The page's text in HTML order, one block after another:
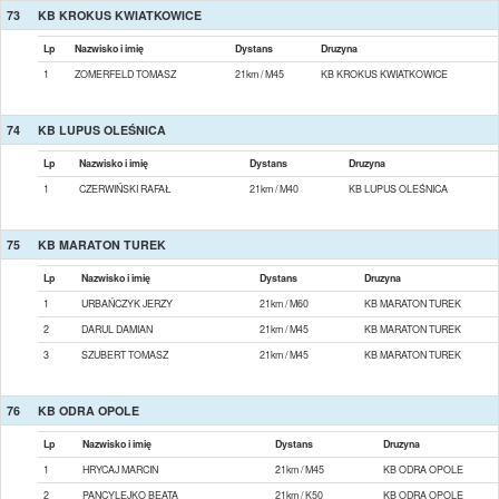
73 KB KROKUS KWIATKOWICE
Lp Nazwisko i imię Dystans
Druzyna
1
ZOMERFELD TOMASZ 21km / M45 KB KROKUS KWIATKOWICE
74 KB LUPUS OLEŚNICA
Lp Nazwisko i imię Dystans
Druzyna
1
CZERWIŃSKI RAFAŁ 21km / M40 KB LUPUS OLEŚNICA
75 KB MARATON TUREK
Lp Nazwisko i imię Dystans
Druzyna
1
URBAŃCZYK JERZY 21km / M60
KB MARATON TUREK
2
DARUL DAMIAN 21km / M45
KB MARATON TUREK
3
SZUBERT TOMASZ 21km / M45 KB MARATON TUREK
76 KB ODRA OPOLE
Lp Nazwisko i imię Dystans
Druzyna
1
HRYCAJ MARCIN 21km / M45
KB ODRA OPOLE
2
PANCYLEJKO BEATA 21km / K50
KB ODRA OPOLE